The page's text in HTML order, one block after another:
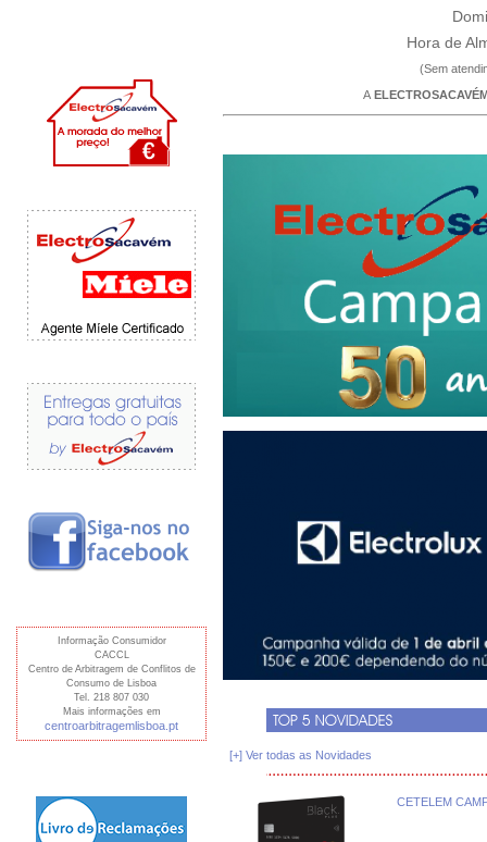
Informação Consumidor
CACCL
Centro de Arbitragem de Conflitos de
Consumo de Lisboa
Tel. 218 807 030
Mais informações em
centroarbitragemlisboa.pt
Hora de
(Sem
A
[+] Ver todas as Novidades
CETELEM